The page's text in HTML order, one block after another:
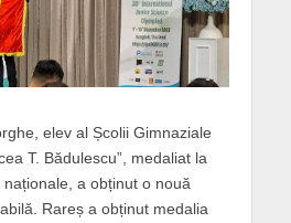
elev al Școlii Gimnaziale
T. Bădulescu”, medaliat la
a obținut o nouă
Rareș a obținut medalia